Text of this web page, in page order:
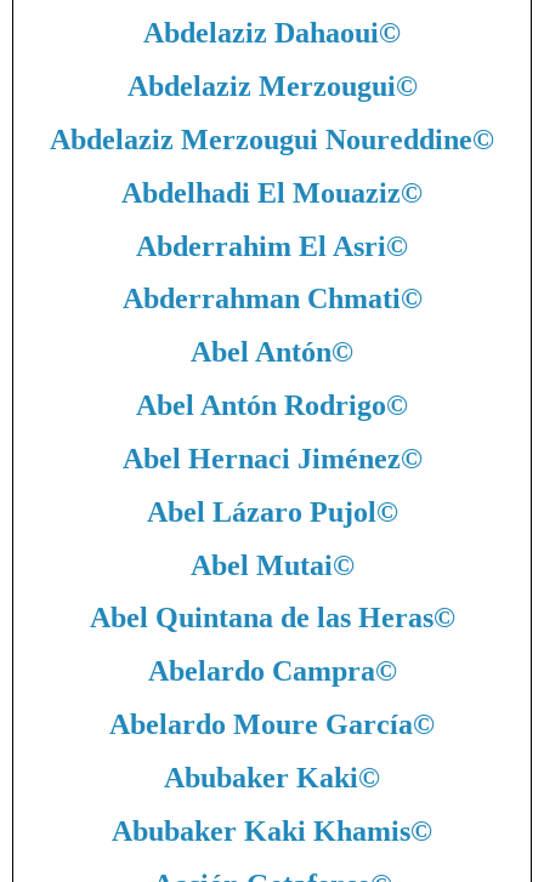
Abdelaziz Dahaoui©
Abdelaziz Merzougui©
Abdelaziz Merzougui Noureddine©
Abdelhadi El Mouaziz©
Abderrahim El Asri©
Abderrahman Chmati©
Abel Antón©
Abel Antón Rodrigo©
Abel Hernaci Jiménez©
Abel Lázaro Pujol©
Abel Mutai©
Abel Quintana de las Heras©
Abelardo Campra©
Abelardo Moure García©
Abubaker Kaki©
Abubaker Kaki Khamis©